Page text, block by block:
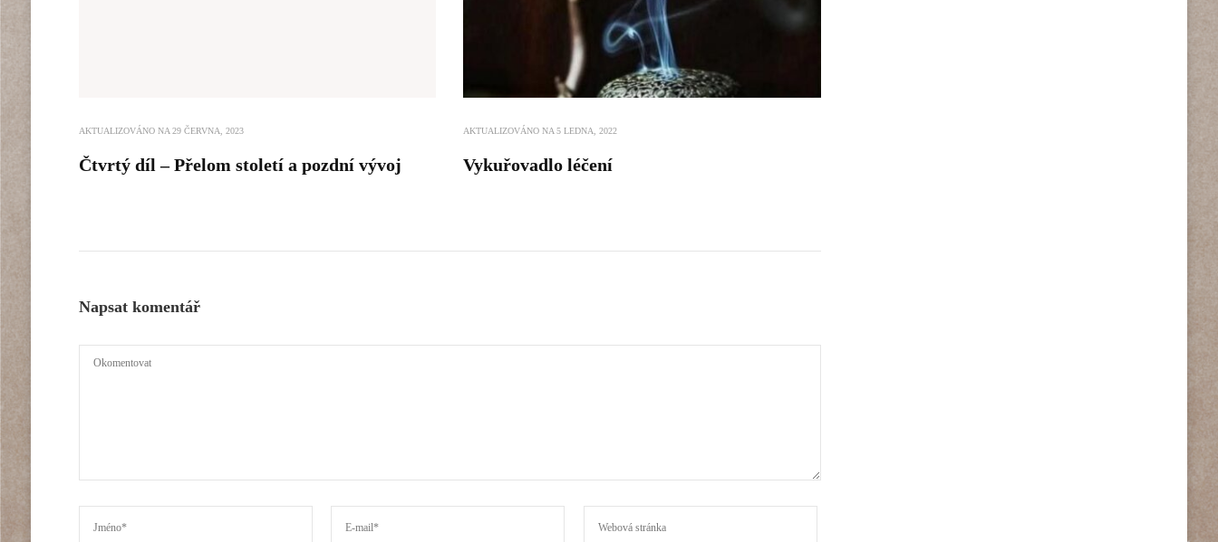
AKTUALIZOVÁNO NA 29 ČERVNA, 2023
Čtvrtý díl – Přelom století a pozdní vývoj
AKTUALIZOVÁNO NA5 LEDNA, 2022
Vykuřovadlo léčení
Napsat komentář